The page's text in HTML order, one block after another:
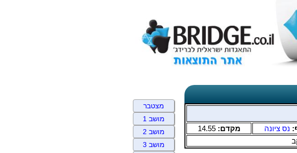
נס ציונה מקדם:14.55
מצטבר
מושב 1
מושב 2
מושב 3